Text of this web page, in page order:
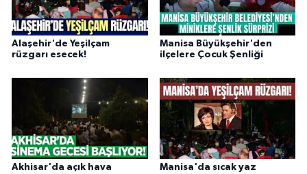
Alaşehir'de Yeşilçam
rüzgarı esecek!
Manisa Büyükşehir'den
ilçelere Çocuk Şenliği
Akhisar'da açık hava
Manisa'da sıcak yaz